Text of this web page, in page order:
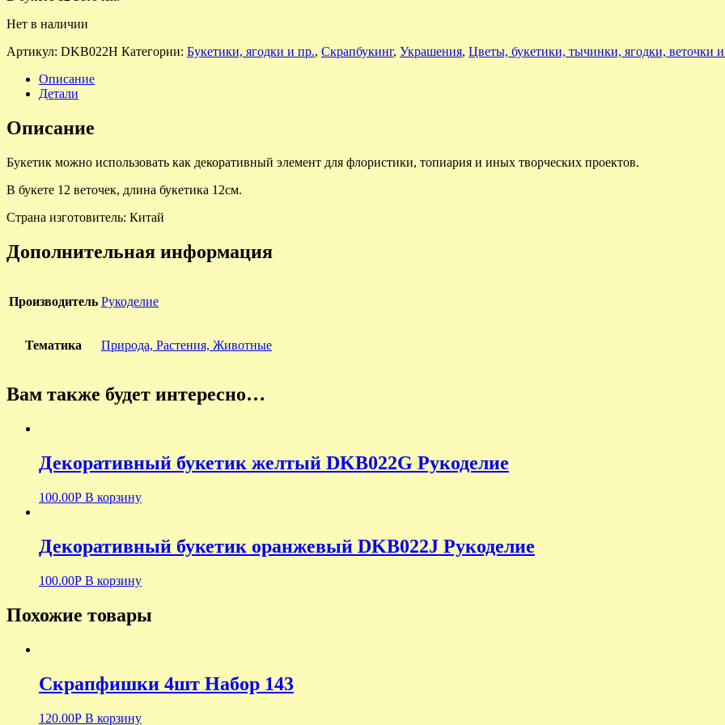
Нет в наличии
Артикул: DKB022H Категории: Букетики, ягодки и пр., Скрапбукинг, Украшения, Цветы, букетики, тычинки, ягодки, веточки
Описание
Детали
Описание
Букетик можно использовать как декоративный элемент для флористики, топиария и иных творческих проектов.
В букете 12 веточек, длина букетика 12см.
Страна изготовитель: Китай
Дополнительная информация
Производитель Рукоделие
Тематика Природа, Растения, Животные
Вам также будет интересно…
Декоративный букетик желтый DKB022G Рукоделие
100.00Р В корзину
Декоративный букетик оранжевый DKB022J Рукоделие
100.00Р В корзину
Похожие товары
Скрапфишки 4шт Набор 143
120.00Р В корзину